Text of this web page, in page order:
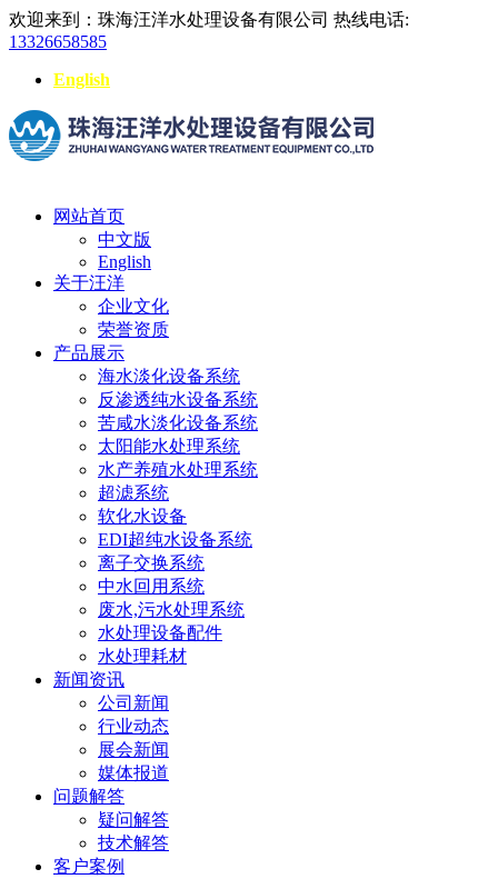
欢迎来到：珠海汪洋水处理设备有限公司 热线电话:
13326658585
English
网站首页
中文版
English
关于汪洋
企业文化
荣誉资质
产品展示
海水淡化设备系统
反渗透纯水设备系统
苦咸水淡化设备系统
太阳能水处理系统
水产养殖水处理系统
超滤系统
软化水设备
EDI超纯水设备系统
离子交换系统
中水回用系统
废水,污水处理系统
水处理设备配件
水处理耗材
新闻资讯
公司新闻
行业动态
展会新闻
媒体报道
问题解答
疑问解答
技术解答
客户案例